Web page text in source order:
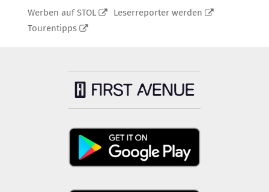
Werben auf STOL
Leserreporter werden
Tourentipps